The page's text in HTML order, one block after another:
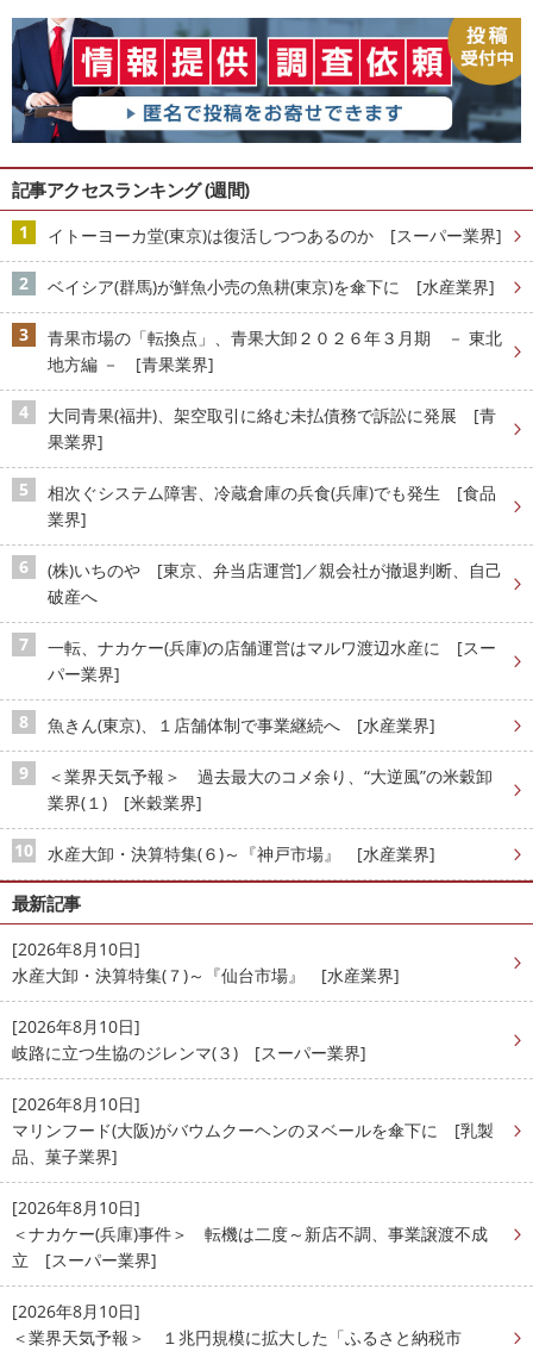
記事アクセスランキング (週間)
イトーヨーカ堂(東京)は復活しつつあるのか [スーパー業界]
ベイシア(群馬)が鮮魚小売の魚耕(東京)を傘下に [水産業界]
青果市場の「転換点」、青果大卸２０２６年３月期 － 東北
地方編 － [青果業界]
大同青果(福井)、架空取引に絡む未払債務で訴訟に発展 [青
果業界]
相次ぐシステム障害、冷蔵倉庫の兵食(兵庫)でも発生 [食品
業界]
(株)いちのや [東京、弁当店運営]／親会社が撤退判断、自己
破産へ
一転、ナカケー(兵庫)の店舗運営はマルワ渡辺水産に [スー
パー業界]
魚きん(東京)、１店舗体制で事業継続へ [水産業界]
＜業界天気予報＞ 過去最大のコメ余り、“大逆風”の米穀卸
業界(１) [米穀業界]
水産大卸・決算特集(６)～『神戸市場』 [水産業界]
最新記事
[2026年8月10日]
水産大卸・決算特集(７)～『仙台市場』 [水産業界]
[2026年8月10日]
岐路に立つ生協のジレンマ(３) [スーパー業界]
[2026年8月10日]
マリンフード(大阪)がバウムクーヘンのヌベールを傘下に [乳製
品、菓子業界]
[2026年8月10日]
＜ナカケー(兵庫)事件＞ 転機は二度～新店不調、事業譲渡不成
立 [スーパー業界]
[2026年8月10日]
＜業界天気予報＞ １兆円規模に拡大した「ふるさと納税市